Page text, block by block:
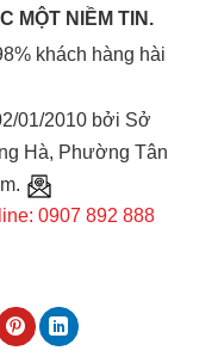
MỘT NIỀM TIN.
khách hàng hài
01/2010 bởi Sở
Hà, Phường Tân
0907 892 888